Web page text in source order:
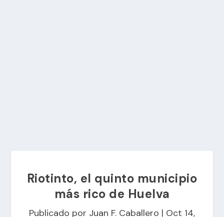
Riotinto, el quinto municipio
más rico de Huelva
Publicado por Juan F. Caballero | Oct 14,